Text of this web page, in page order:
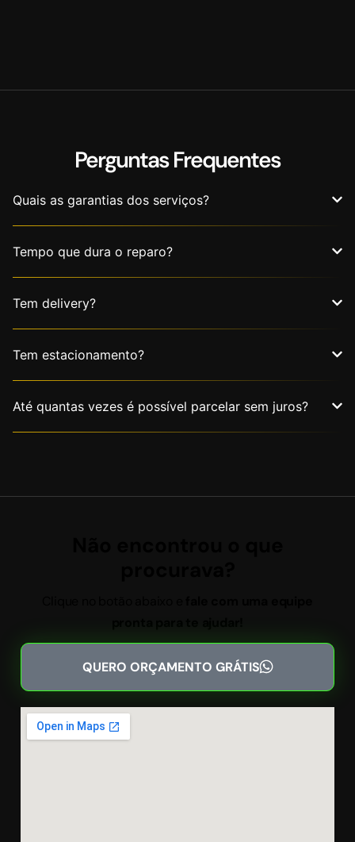
Perguntas Frequentes
Quais as garantias dos serviços?
Tempo que dura o reparo?
Tem delivery?
Tem estacionamento?
Até quantas vezes é possível parcelar sem juros?
QUERO ORÇAMENTO GRÁTIS